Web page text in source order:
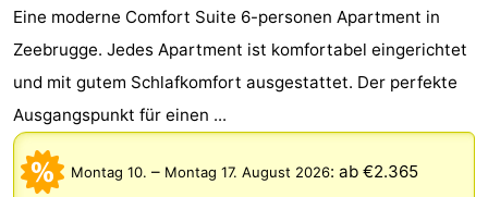
Eine moderne Comfort Suite 6-personen Apartment in
Zeebrugge. Jedes Apartment ist komfortabel eingerichtet
und mit gutem Schlafkomfort ausgestattet. Der perfekte
Ausgangspunkt für einen ...
Montag 10. – Montag 17. August 2026: ab €2.365